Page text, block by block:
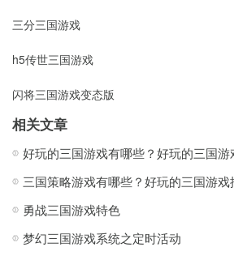
随心所欲划分阵营，英雄纷争，组建属于
f、阵法选择，多重策略以巧取胜
在竞技玩法中，玩家不再是只能死守的战
猛士。游戏中还有诸多玩法等你来探索
诸多美女与你一起闯荡乱世，在旅程中感
你喜爱的少女来一场命中注定的邂逅，打
后宫生活
4、华丽特效玩法多
三分三国游戏
h5传世三国游戏
闪将三国游戏变态版
相关文章
好玩的三国游戏有哪些？好玩的三国游
三国策略游戏有哪些？好玩的三国游戏
勇战三国游戏特色
梦幻三国游戏系统之定时活动